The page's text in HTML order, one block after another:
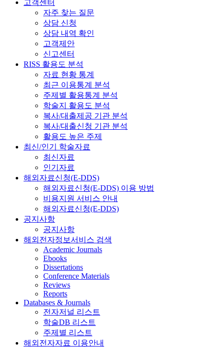
고객센터
자주 찾는 질문
상담 신청
상담 내역 확인
고객제안
신고센터
RISS 활용도 분석
자료 현황 통계
최근 이용통계 분석
주제별 활용통계 분석
학술지 활용도 분석
복사/대출제공 기관 분석
복사/대출신청 기관 분석
활용도 높은 주제
최신/인기 학술자료
최신자료
인기자료
해외자료신청(E-DDS)
해외자료신청(E-DDS) 이용 방법
비용지원 서비스 안내
해외자료신청(E-DDS)
공지사항
공지사항
해외전자정보서비스 검색
Academic Journals
Ebooks
Dissertations
Conference Materials
Reviews
Reports
Databases & Journals
전자저널 리스트
학술DB 리스트
주제별 리스트
해외전자자료 이용안내